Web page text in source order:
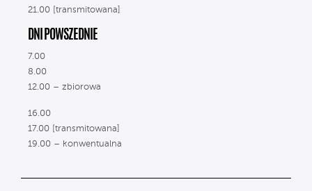
21.00 [transmitowana]
DNI POWSZEDNIE
7.00
8.00
12.00 – zbiorowa
16.00
17.00 [transmitowana]
19.00 – konwentualna